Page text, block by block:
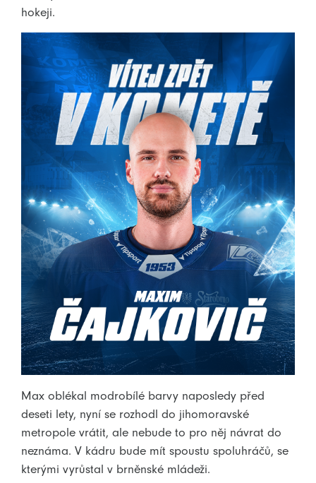
hokeji.
Max oblékal modrobílé barvy naposledy před
deseti lety, nyní se rozhodl do jihomoravské
metropole vrátit, ale nebude to pro něj návrat do
neznáma. V kádru bude mít spoustu spoluhráčů, se
kterými vyrůstal v brněnské mládeži.